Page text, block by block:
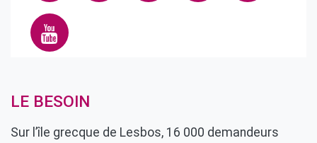
LE BESOIN
Sur l’île grecque de Lesbos, 16 000 demandeurs